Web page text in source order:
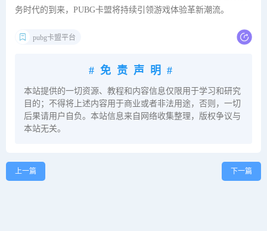
务时代的到来，PUBG卡盟将持续引领游戏体验革新潮流。
pubg卡盟平台
#免责声明#
本站提供的一切资源、教程和内容信息仅限用于学习和研究
目的；不得将上述内容用于商业或者非法用途，否则，一切
后果请用户自负。本站信息来自网络收集整理，版权争议与
本站无关。
上一篇 下一篇